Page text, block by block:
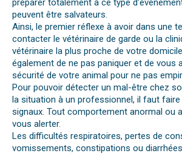
préparer totalement à ce type
peuvent être salvateurs.
Ainsi, le premier réflexe à avoir dans une
contacter le vétérinaire de garde ou la
vétérinaire la plus proche de votre
également de ne pas paniquer et de vous
sécurité de votre animal pour ne pas
Pour pouvoir détecter un mal-être chez
la situation à un professionnel, il faut
signaux. Tout comportement anormal ou
vous alerter.
Les difficultés respiratoires, pertes de
vomissements, constipations ou